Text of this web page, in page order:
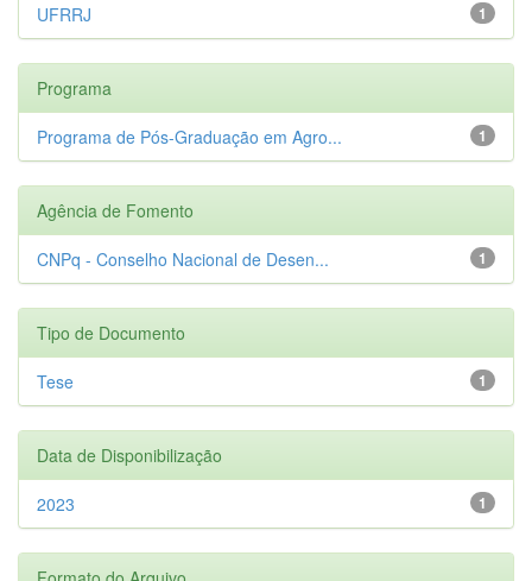
1
UFRRJ
Programa
1
Programa de Pós-Graduação em Agro...
Agência de Fomento
1
CNPq - Conselho Nacional de Desen...
Tipo de Documento
1
Tese
Data de Disponibilização
1
2023